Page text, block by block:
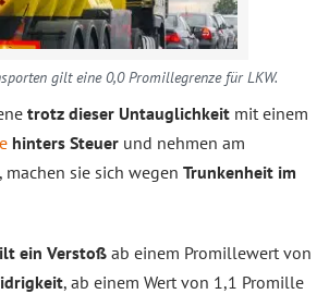
gilt eine 0,0 Promillegrenze für LKW.
trotz dieser Untauglichkeit mit einem
hinters Steuer und nehmen am
sie sich wegen Trunkenheit im
ein Verstoß ab einem Promillewert von
, ab einem Wert von 1,1 Promille